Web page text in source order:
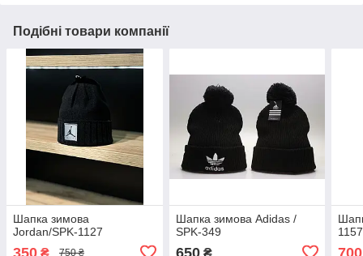
Подібні товари компанії
Шапка зимова
Jordan/SPK-1127
350 ₴ 750 ₴
Шапка зимова Adidas /
SPK-349
650₴
1157
700